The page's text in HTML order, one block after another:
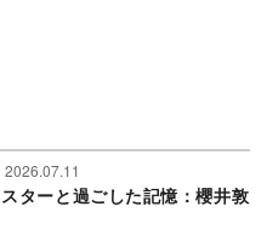
2026.07.11
ターと過ごした記憶：櫻井敦